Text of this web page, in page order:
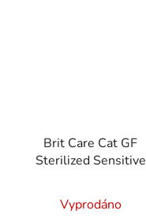
Brit Care Cat GF
Sterilized Sensitive
Vyprodáno